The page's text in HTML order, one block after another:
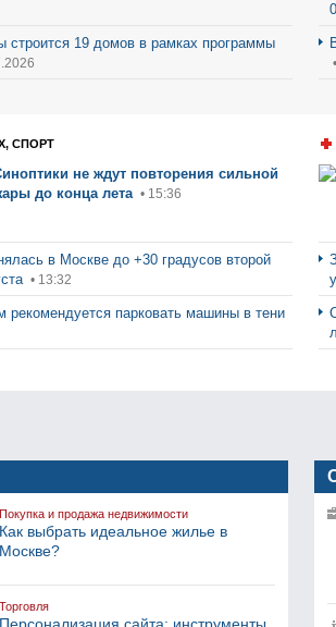
строится 19 домов в рамках программы
СПОРТ
не ждут повторения сильной
до конца лета • 15:36
в Москве до +30 градусов второй
• 13:32
рекомендуется парковать машины в тени
Покупка и продажа недвижимости
Как выбрать идеальное жилье в
Москве?
Торговля